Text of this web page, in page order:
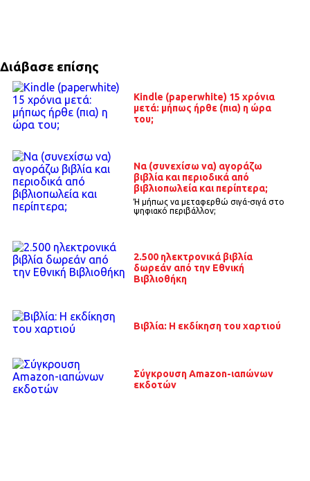
Διάβασε επίσης
Kindle (paperwhite) 15 χρόνια
μετά: μήπως ήρθε (πια) η ώρα
του;
Να (συνεχίσω να) αγοράζω
βιβλία και περιοδικά από
βιβλιοπωλεία και περίπτερα;
Ή μήπως να μεταφερθώ σιγά-σιγά στο
ψηφιακό περιβάλλον;
2.500 ηλεκτρονικά βιβλία
δωρεάν από την Εθνική
Βιβλιοθήκη
Βιβλία: Η εκδίκηση του χαρτιού
Σύγκρουση Amazon-ιαπώνων
εκδοτών